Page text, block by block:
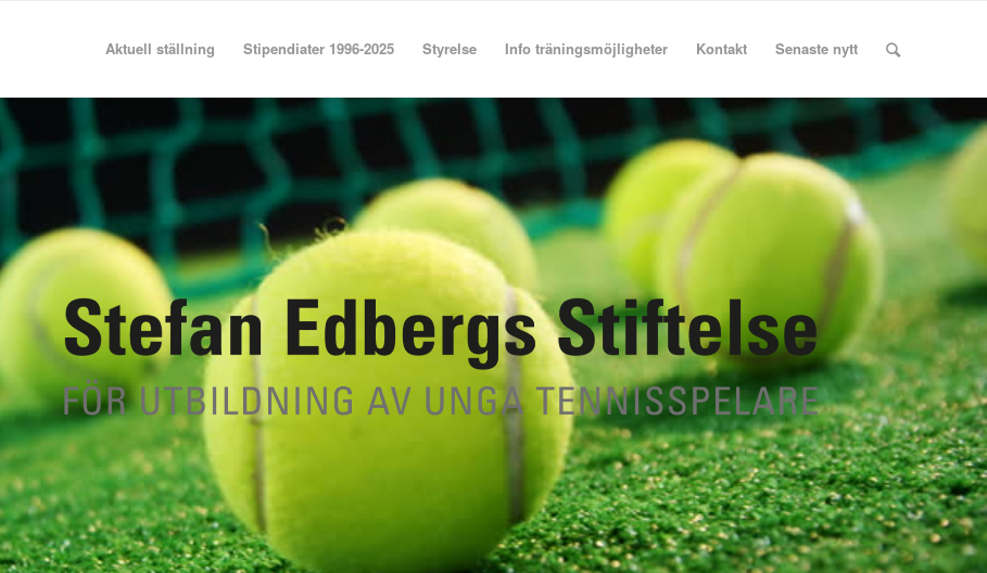
Aktuell ställning Stipendiater 1996-2025 Styrelse Info träningsmöjligheter Kontakt Senaste nytt